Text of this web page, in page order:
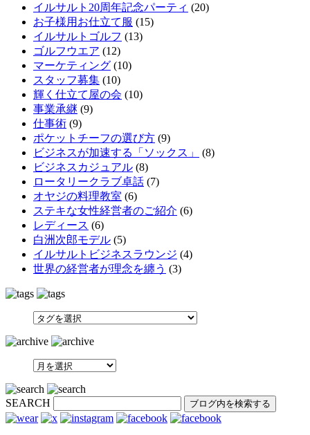
イルサルト20周年記念パーティ (20)
お子様用お仕立て服 (15)
イルサルトゴルフ (13)
ゴルフウエア (12)
マーケティング (10)
スタッフ募集 (10)
輝く仕立て屋の会 (10)
事業承継 (9)
仕事術 (9)
ポケットチーフの選び方 (9)
ビジネスが加速する「ソックス」
(8)
ビジネスカジュアル (8)
ロータリークラブ卓話 (7)
オヤジの料理教室 (6)
ステキな女性経営者のご紹介 (6)
レディース (6)
白洲次郎モデル (5)
イルサルトビジネスラウンジ (4)
世界の経営者が理念を纏う (3)
SEARCH